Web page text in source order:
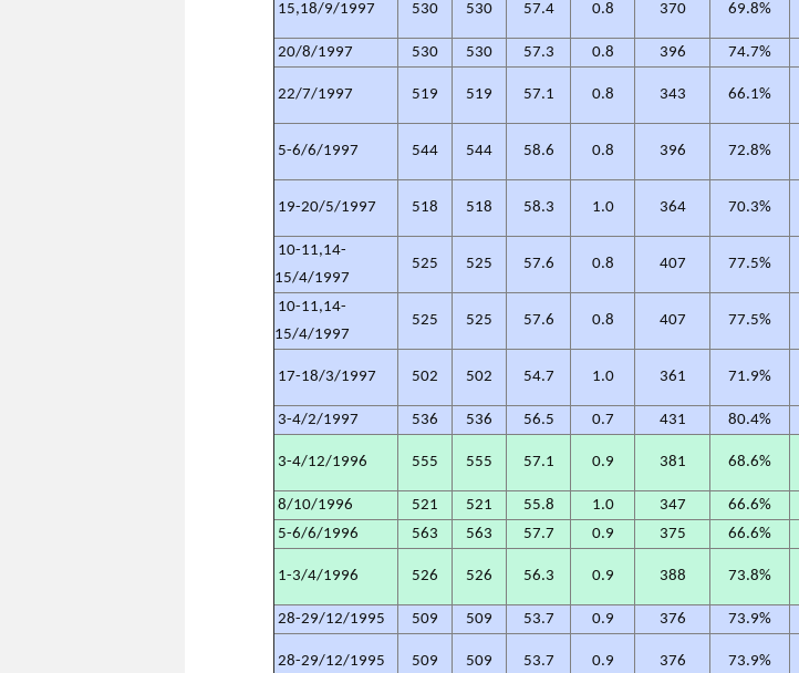
15,18/9/1997 530 530 57.4 0.8 370 69.8%
20/8/1997 530 530 57.3 0.8 396 74.7%
22/7/1997 519 519 57.1 0.8 343 66.1%
5-6/6/1997 544 544 58.6 0.8 396 72.8%
19-20/5/1997 518 518 58.3 1.0 364 70.3%
10-11,14-
15/4/1997
525 525 57.6 0.8 407 77.5%
10-11,14-
15/4/1997
525 525 57.6 0.8 407 77.5%
17-18/3/1997 502 502 54.7 1.0 361 71.9%
3-4/2/1997 536 536 56.5 0.7 431 80.4%
3-4/12/1996 555 555 57.1 0.9 381 68.6%
8/10/1996 521 521 55.8 1.0 347 66.6%
5-6/6/1996
563 563 57.7 0.9 375 66.6%
1-3/4/1996 526 526 56.3 0.9 388 73.8%
28-29/12/1995 509 509 53.7 0.9 376 73.9%
28-29/12/1995 509 509 53.7 0.9 376 73.9%